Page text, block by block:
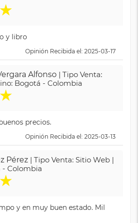
★
y libro
Opinión Recibida el: 2025-03-17
Alfonso | Tipo Venta:
Bogotá - Colombia
★
precios.
Opinión Recibida el: 2025-03-13
Pérez | Tipo Venta: Sitio Web |
- Colombia
★
y en muy buen estado. Mil